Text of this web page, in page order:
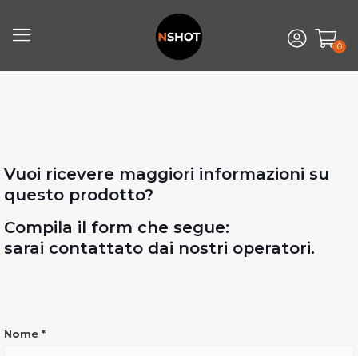
0
Vuoi ricevere maggiori informazioni su
questo prodotto?
Compila il form che segue:
sarai contattato dai nostri operatori.
INFO
Nome *